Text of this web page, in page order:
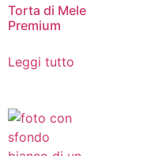
Torta di Mele
Premium
Leggi tutto